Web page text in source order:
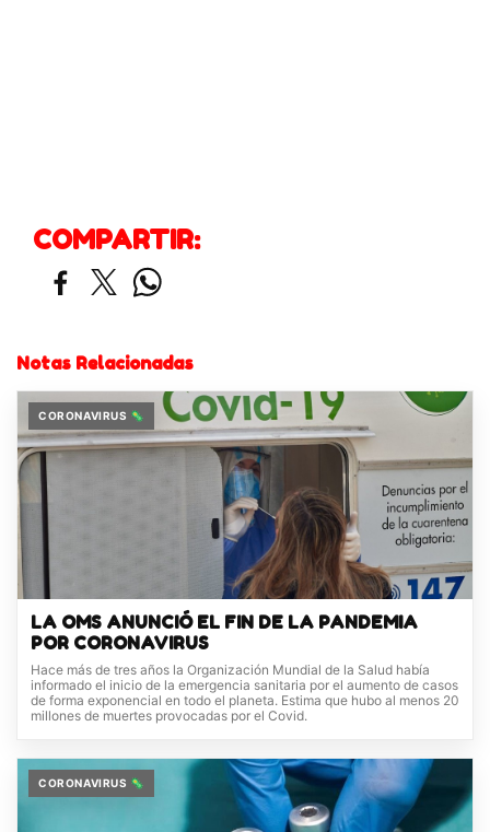
COMPARTIR:
Notas Relacionadas
CORONAVIRUS 🦠
LA OMS ANUNCIÓ EL FIN DE LA PANDEMIA
POR CORONAVIRUS
Hace más de tres años la Organización Mundial de la Salud había
informado el inicio de la emergencia sanitaria por el aumento de casos
de forma exponencial en todo el planeta. Estima que hubo al menos 20
millones de muertes provocadas por el Covid.
CORONAVIRUS 🦠